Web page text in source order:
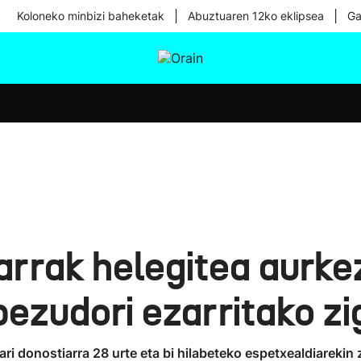
Koloneko minbizi baheketak Abuztuaren 12ko eklipsea
helegitea
ezarritako
donostiarra 28 urte eta bi hilabeteko